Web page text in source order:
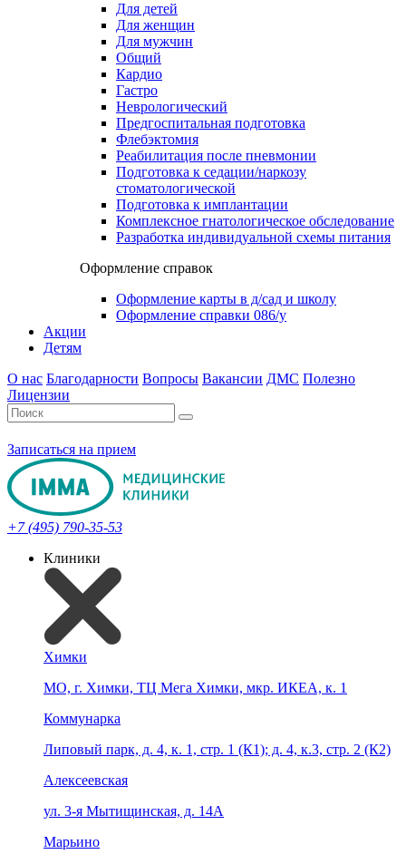
Для детей
Для женщин
Для мужчин
Общий
Кардио
Гастро
Неврологический
Предгоспитальная подготовка
Флебэктомия
Реабилитация после пневмонии
Подготовка к седации/наркозу
стоматологической
Подготовка к имплантации
Комплексное гнатологическое обследование
Разработка индивидуальной схемы питания
Оформление справок
Оформление карты в д/сад и школу
Оформление справки 086/у
Акции
Детям
О нас Благодарности Вопросы Вакансии ДМС Полезно
Лицензии
Записаться на прием
+7 (495) 790-35-53
Клиники
Химки
МО, г. Химки, ТЦ Мега Химки, мкр. ИКЕА, к. 1
Коммунарка
Липовый парк, д. 4, к. 1, стр. 1 (К1); д. 4, к.3, стр. 2 (К2)
Алексеевская
ул. 3-я Мытищинская, д. 14А
Марьино